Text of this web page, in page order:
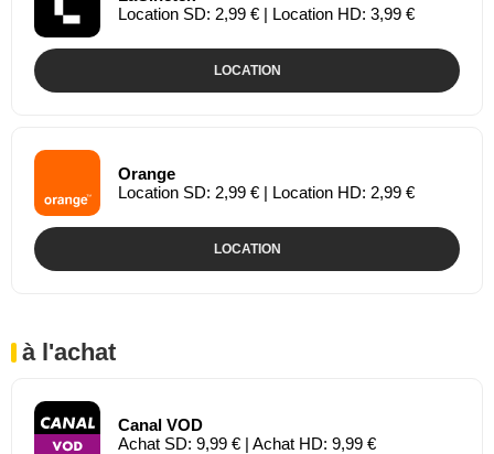
Location SD: 2,99 € | Location HD: 3,99 €
LOCATION
Orange
Location SD: 2,99 € | Location HD: 2,99 €
LOCATION
à l'achat
Canal VOD
Achat SD: 9,99 € | Achat HD: 9,99 €